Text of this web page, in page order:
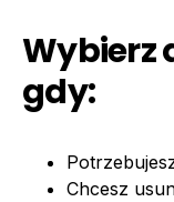
Wybierz
gdy:
Chcesz